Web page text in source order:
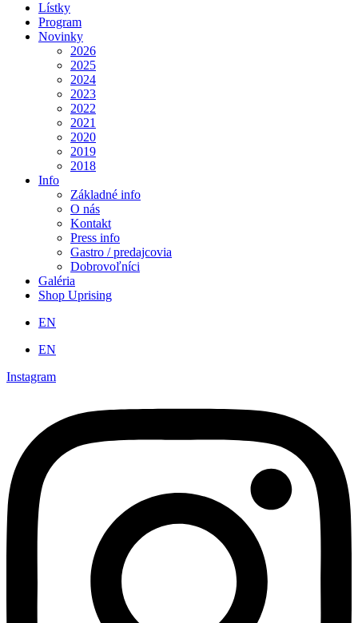
Lístky
Program
Novinky
2026
2025
2024
2023
2022
2021
2020
2019
2018
Info
Základné info
O nás
Kontakt
Press info
Gastro / predajcovia
Dobrovoľníci
Galéria
Shop Uprising
EN
EN
Instagram